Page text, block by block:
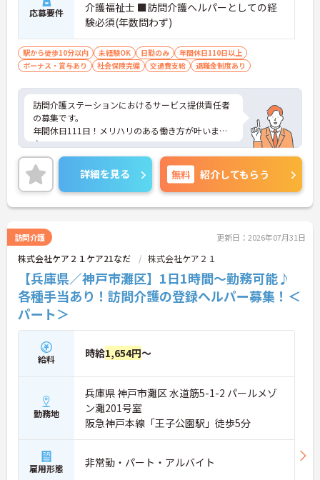
・子育て世代からシニア世代まで幅広い年齢層が在
籍しておりお互いに助け合いながら業務を進めてい
【経験を積むほど、キャリアと収入が伸びていく】
・実務者研修や介護福祉士などの資格手当を支給し
・自社教育部門の講座を割引で受講できる制度を活
用して働きながら上位資格への挑戦が可能です
・年齢による給与減額を廃止し75歳までの再雇用制
度を整えているため生涯現役で活躍し続けられます
応募要件
介護福祉士 ■訪問介護ヘルパーとしての経
験必須(年数問わず)
駅から徒歩10分以内 未経験OK 日勤のみ
年間休日110日以上
ボーナス・賞与あり
社会保険完備 交通費支給 退職金制度あり
訪問介護ステーションにおけるサービス提供責任者
の募集です。
年間休日111日！メリハリのある働き方が叶います
♪
日勤のみ！18：00終業なので、お仕事終わりの時間
を大切に働けます◎
ご興味のある方には面接ポイントをお伝えしますの
で、お気軽にお問い合わせください！
詳細を見る 無料 紹介してもらう
訪問介護 更新日：2026年07月31日
株式会社ケア２１ケア21なだ 株式会社ケア２１
【兵庫県／神戸市灘区】1日1時間～勤務可能♪
各種手当あり！訪問介護の登録ヘルパー募集！＜
パート＞
給料 時給1,654円～
勤務地
兵庫県 神戸市灘区 水道筋5-1-2 パールメゾ
ン灘201号室
阪急神戸本線「王子公園駅」徒歩5分
雇用形態 非常勤・パート・アルバイト